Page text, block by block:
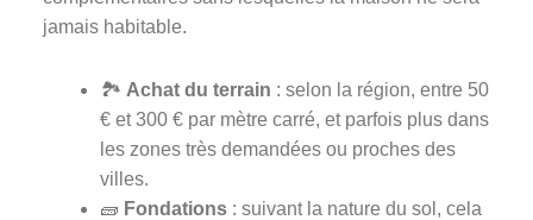
jamais habitable.
🏞️ Achat du terrain : selon la région, entre 50
€ et 300 € par mètre carré, et parfois plus dans
les zones très demandées ou proches des
villes.
🧱 Fondations : suivant la nature du sol, cela